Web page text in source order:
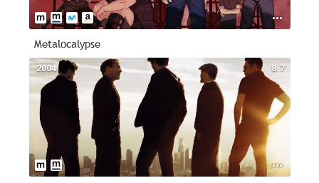
Metalocalypse
8.7
2004